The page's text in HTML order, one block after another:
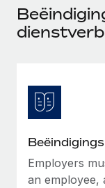
DIENSTEN
Vereenvoudig
Compliance
Blijf
Een
Ontdek hoe
Newsroom
Support
BLOG
Employers
an employee,